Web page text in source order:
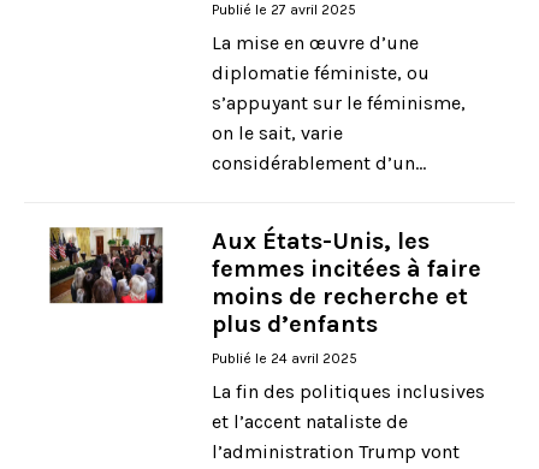
Publié le 27 avril 2025
La mise en œuvre d’une
diplomatie féministe, ou
s’appuyant sur le féminisme,
on le sait, varie
considérablement d’un...
Aux États-Unis, les
femmes incitées à faire
moins de recherche et
plus d’enfants
Publié le 24 avril 2025
La fin des politiques inclusives
et l’accent nataliste de
l’administration Trump vont